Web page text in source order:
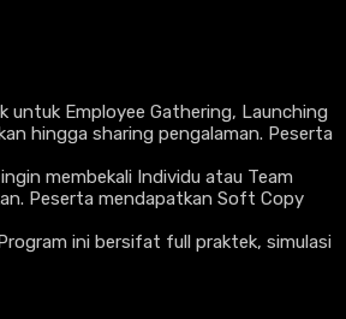
untuk Employee Gathering, Launching
hingga sharing pengalaman. Peserta
membekali Individu atau Team
Peserta mendapatkan Soft Copy
ini bersifat full praktek, simulasi